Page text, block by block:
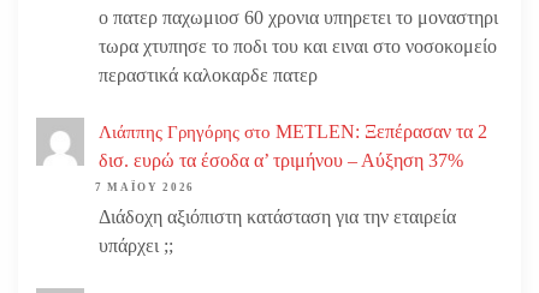
ο πατερ παχωμιοσ 60 χρονια υπηρετει το μοναστηρι
τωρα χτυπησε το ποδι του και ειναι στο νοσοκομείο
περαστικά καλοκαρδε πατερ
Λιάππης Γρηγόρης στο METLEN: Ξεπέρασαν τα 2
δισ. ευρώ τα έσοδα α’ τριμήνου – Αύξηση 37%
7 ΜΑΪ́ΟΥ 2026
Διάδοχη αξιόπιστη κατάσταση για την εταιρεία
υπάρχει ;;